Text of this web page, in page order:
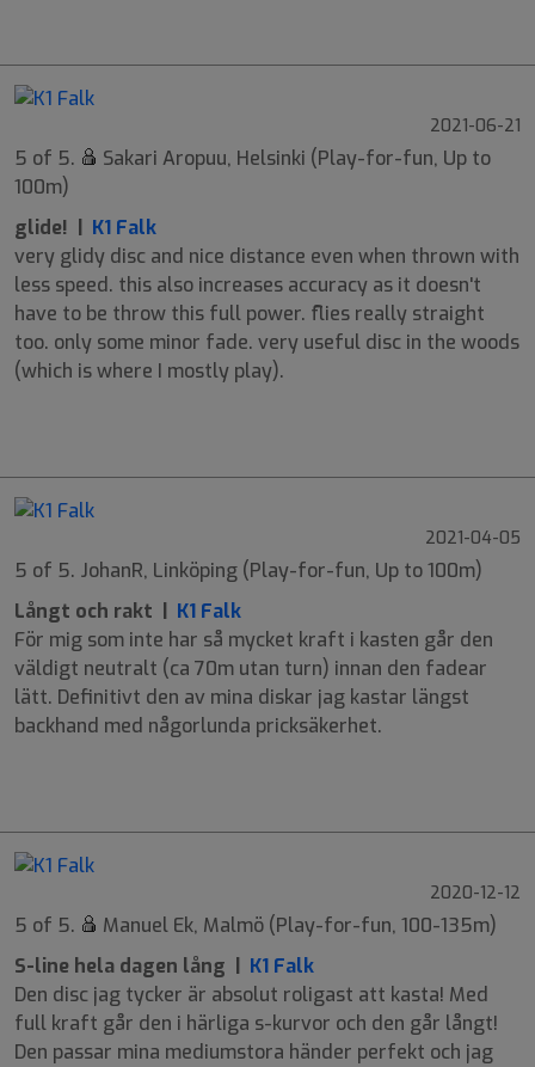
2021-06-21
5 of 5.
Sakari Aropuu, Helsinki (Play-for-fun, Up to
100m)
glide! | K1 Falk
very glidy disc and nice distance even when thrown with
less speed. this also increases accuracy as it doesn't
have to be throw this full power. flies really straight
too. only some minor fade. very useful disc in the woods
(which is where I mostly play).
2021-04-05
5 of 5. JohanR, Linköping (Play-for-fun, Up to 100m)
Långt och rakt | K1 Falk
För mig som inte har så mycket kraft i kasten går den
väldigt neutralt (ca 70m utan turn) innan den fadear
lätt. Definitivt den av mina diskar jag kastar längst
backhand med någorlunda pricksäkerhet.
2020-12-12
5 of 5.
Manuel Ek, Malmö (Play-for-fun, 100-135m)
S-line hela dagen lång | K1 Falk
Den disc jag tycker är absolut roligast att kasta! Med
full kraft går den i härliga s-kurvor och den går långt!
Den passar mina mediumstora händer perfekt och jag